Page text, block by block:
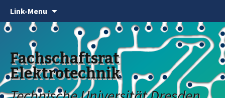
Link-Menu
Fachschaftsrat
Elektrotechnik